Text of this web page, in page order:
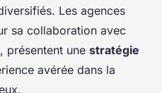
Les agences
sa collaboration avec
présentent une stratégie
avérée dans la